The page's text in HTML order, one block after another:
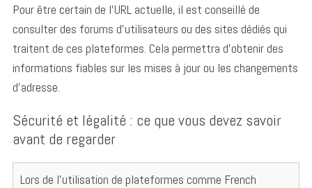
Pour être certain de l’URL actuelle, il est conseillé de
consulter des forums d’utilisateurs ou des sites dédiés qui
traitent de ces plateformes. Cela permettra d’obtenir des
informations fiables sur les mises à jour ou les changements
d’adresse.
Sécurité et légalité : ce que vous devez savoir
avant de regarder
Lors de l’utilisation de plateformes comme French